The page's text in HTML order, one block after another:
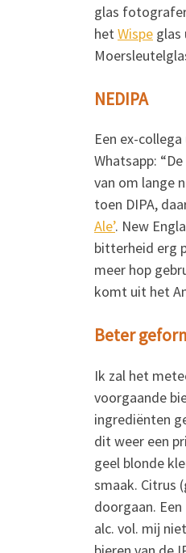
glas
hetWispe glas
NEDIPA
Een ex-
Whatsapp:
van om lange
toen DIPA,
Ale’. New
bitterheid erg
meer hop
komt uit het
Beter
Ik zal het
voorgaande
ingrediënten
dit weer een
geel blonde
smaak. Citrus
doorgaan.
alc. vol. mij